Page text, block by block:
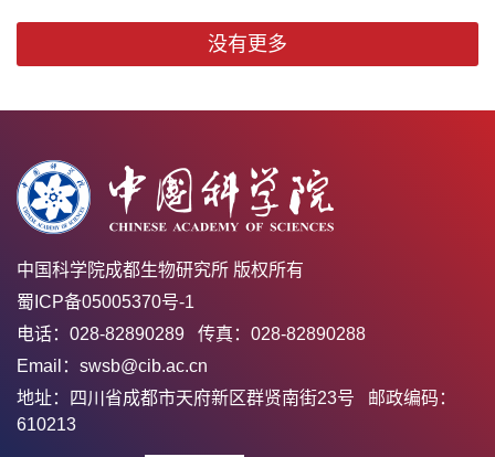
没有更多
中国科学院成都生物研究所 版权所有
蜀ICP备05005370号-1
电话：028-82890289 传真：028-82890288
Email：swsb@cib.ac.cn
地址：四川省成都市天府新区群贤南街23号 邮政编码：
610213